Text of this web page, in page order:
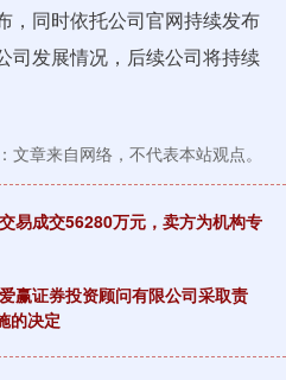
，同时依托公司官网持续发布
司发展情况，后续公司将持续
文章来自网络，不代表本站观点。
易成交56280万元，卖方为机构专
赢证券投资顾问有限公司采取责
的决定